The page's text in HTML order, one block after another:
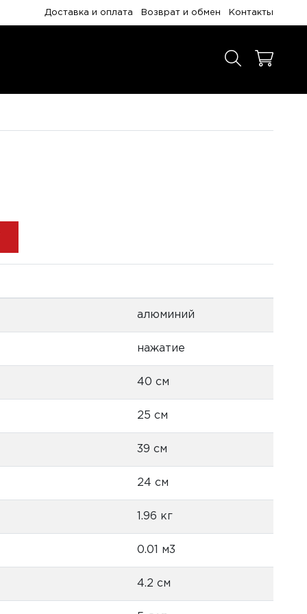
Доставка и оплата Возврат и обмен Контакты
алюминий
нажатие
40 см
25 см
39 см
24 см
1.96 кг
0.01 м3
4.2 см